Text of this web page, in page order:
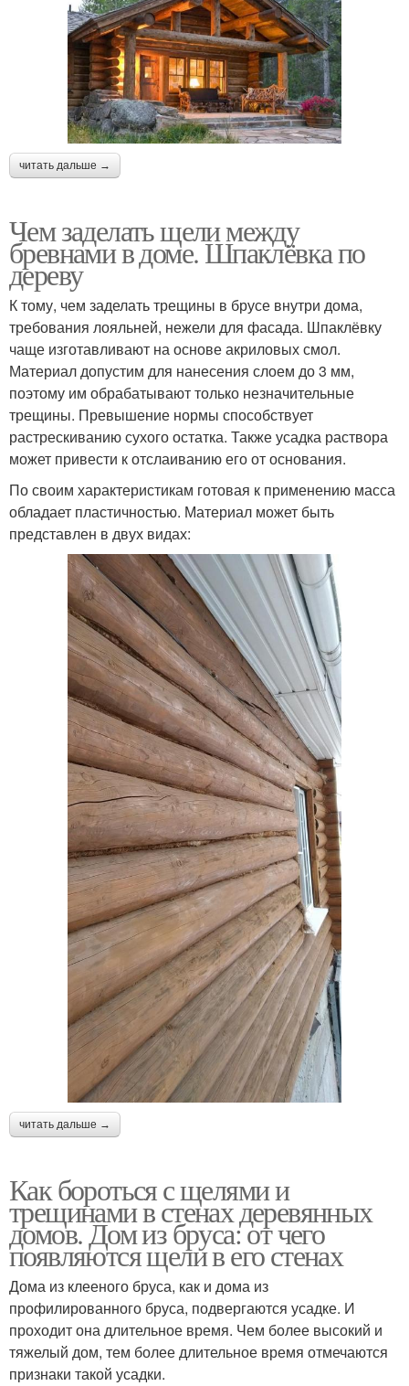
читать дальше →
Чем заделать щели между
бревнами в доме. Шпаклёвка по
дереву
К тому, чем заделать трещины в брусе внутри дома,
требования лояльней, нежели для фасада. Шпаклёвку
чаще изготавливают на основе акриловых смол.
Материал допустим для нанесения слоем до 3 мм,
поэтому им обрабатывают только незначительные
трещины. Превышение нормы способствует
растрескиванию сухого остатка. Также усадка раствора
может привести к отслаиванию его от основания.
По своим характеристикам готовая к применению масса
обладает пластичностью. Материал может быть
представлен в двух видах:
читать дальше →
Как бороться с щелями и
трещинами в стенах деревянных
домов. Дом из бруса: от чего
появляются щели в его стенах
Дома из клееного бруса, как и дома из
профилированного бруса, подвергаются усадке. И
проходит она длительное время. Чем более высокий и
тяжелый дом, тем более длительное время отмечаются
признаки такой усадки.